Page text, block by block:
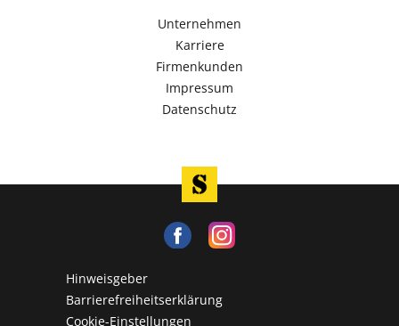
Unternehmen
Karriere
Firmenkunden
Impressum
Datenschutz
Hinweisgeber
Barrierefreiheitserklärung
Cookie-Einstellungen